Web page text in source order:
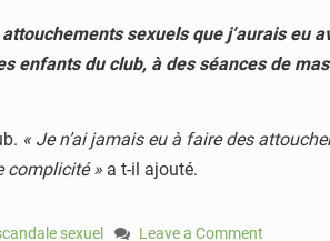
sexuels que j’aurais eu
enfants du club, à des séances de
« Je n’ai jamais eu à faire des
complicité » a t-il ajouté.
sexuel
Leave a Comment